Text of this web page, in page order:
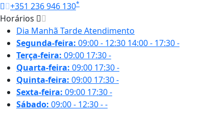
+351 236 946 130*
Horários
Dia Manhã TardeAtendimento
Segunda-feira: 09:00 - 12:30 14:00 - 17:30-
Terça-feira: 09:00 17:30-
Quarta-feira: 09:00 17:30-
Quinta-feira: 09:00 17:30-
Sexta-feira: 09:00 17:30-
Sábado: 09:00 - 12:30--